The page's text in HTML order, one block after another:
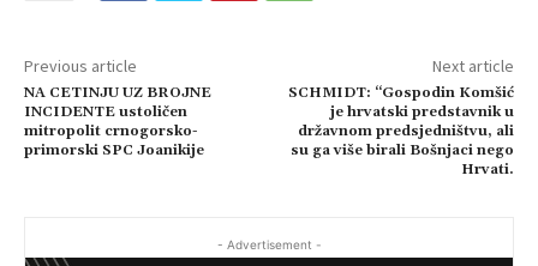
Previous article
NA CETINJU UZ BROJNE
INCIDENTE ustoličen
mitropolit crnogorsko-
primorski SPC Joanikije
Next article
SCHMIDT: “Gospodin Komšić
je hrvatski predstavnik u
državnom predsjedništvu, ali
su ga više birali Bošnjaci nego
Hrvati.
- Advertisement -